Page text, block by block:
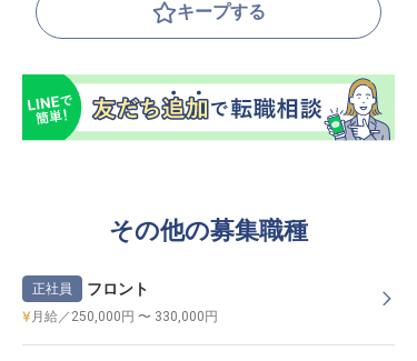
キープする
その他の募集職種
正社員 フロント
月給／250,000円 〜 330,000円